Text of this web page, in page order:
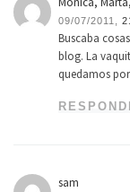
09/07/2011,
Buscaba
blog. La
quedamos
sam